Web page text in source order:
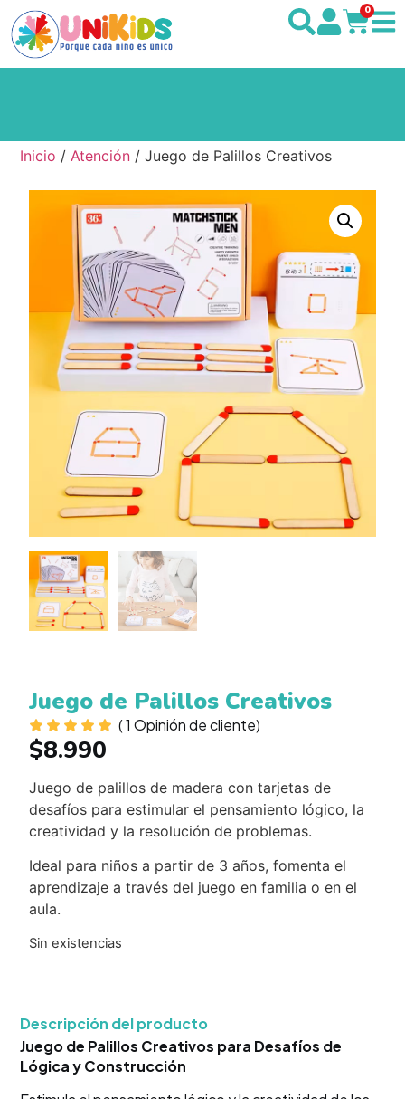
0
Inicio / Atención / Juego de Palillos Creativos
Juego de Palillos Creativos
(1 Opinión de cliente)
$8.990
Juego de palillos de madera con tarjetas de
desafíos para estimular el pensamiento lógico, la
creatividad y la resolución de problemas.
Ideal para niños a partir de 3 años, fomenta el
aprendizaje a través del juego en familia o en el
aula.
Sin existencias
Descripción del producto
Juego de Palillos Creativos para Desafíos de
Lógica y Construcción